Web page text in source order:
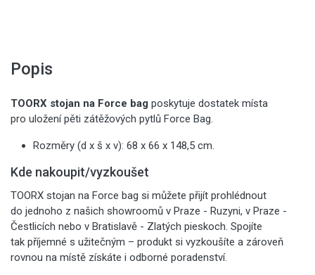
Popis
TOORX stojan na Force bag poskytuje dostatek místa
pro uložení pěti zátěžových pytlů Force Bag.
Rozměry (d x š x v): 68 x 66 x 148,5 cm.
Kde nakoupit/vyzkoušet
TOORX stojan na Force bag si můžete přijít prohlédnout
do jednoho z našich showroomů v Praze - Ruzyni, v Praze -
Čestlicích nebo v Bratislavě - Zlatých pieskoch. Spojíte
tak příjemné s užitečným – produkt si vyzkoušíte a zároveň
rovnou na místě získáte i odborné poradenství.